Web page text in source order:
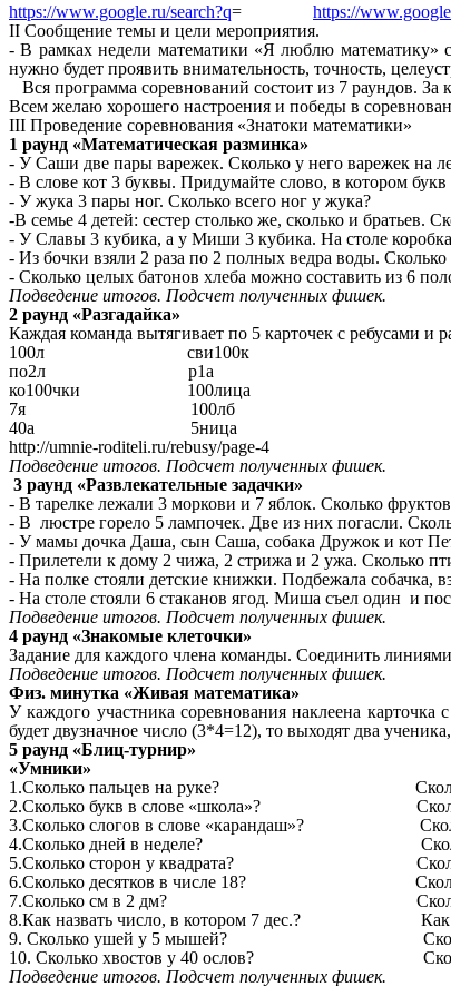
https://www.google.ru/search?q= https://
II Сообщение темы и цели мероприятия.
- В рамках недели математики «Я люблю математику»
нужно будет проявить внимательность, точность,
Вся программа соревнований состоит из 7 раундов.
Всем желаю хорошего настроения и победы в
III Проведение соревнования «Знатоки математики»
1 раунд «Математическая разминка»
- У Саши две пары варежек. Сколько у него варежек на
- В слове кот 3 буквы. Придумайте слово, в котором букв
- У жука 3 пары ног. Сколько всего ног у жука?
-В семье 4 детей: сестер столько же, сколько и братьев.
- У Славы 3 кубика, а у Миши 3 кубика. На столе
- Из бочки взяли 2 раза по 2 полных ведра воды.
- Сколько целых батонов хлеба можно составить из 6
Подведение итогов. Подсчет полученных фишек.
2 раунд «Разгадайка»
Каждая команда вытягивает по 5 карточек с ребусами и
100л сви100к
по2л р1а
ко100чки 100лица
7я 100лб
40а 5ница
http://umnie-roditeli.ru/rebusy/page-4
Подведение итогов. Подсчет полученных фишек.
3 раунд «Развлекательные задачки»
- В тарелке лежали 3 моркови и 7 яблок. Сколько
- В люстре горело 5 лампочек. Две из них погасли.
- У мамы дочка Даша, сын Саша, собака Дружок и кот
- Прилетели к дому 2 чижа, 2 стрижа и 2 ужа. Сколько
- На полке стояли детские книжки. Подбежала собачка,
- На столе стояли 6 стаканов ягод. Миша съел один и
Подведение итогов. Подсчет полученных фишек.
4 раунд «Знакомые клеточки»
Задание для каждого члена команды. Соединить
Подведение итогов. Подсчет полученных фишек.
Физ. минутка «Живая математика»
У каждого участника соревнования наклеена
будет двузначное число (3*4=12), то выходят два
5 раунд «Блиц-турнир»
«Умники»
1.Сколько пальцев на руке? Сколько
2.Сколько букв в слове «школа»? Сколько
3.Сколько слогов в слове «карандаш»? Сколько
4.Сколько дней в неделе? Сколько
5.Сколько сторон у квадрата? Сколько
6.Сколько десятков в числе 18? Сколько
7.Сколько см в 2 дм? Сколько
8.Как назвать число, в котором 7 дес.? Как
9. Сколько ушей у 5 мышей? Сколько
10. Сколько хвостов у 40 ослов? Сколько
Подведение итогов. Подсчет полученных фишек.